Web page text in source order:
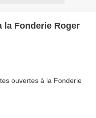
la Fonderie Roger